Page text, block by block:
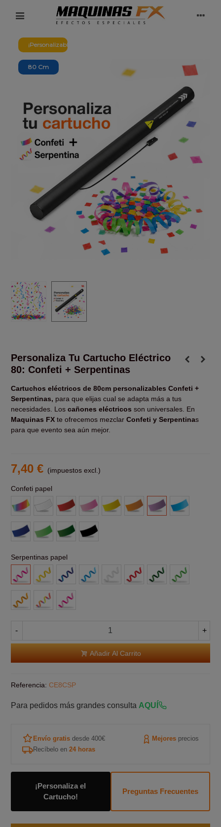
80 Cm
¡Personalizable!
Personaliza Tu Cartucho Eléctrico
80: Confeti + Serpentinas
Cartuchos eléctricos de 80cm personalizables Confeti +
Serpentinas, para que elijas cual se adapta más a tus
necesidades. Loscañones eléctricos son universales. En
Maquinas FXte ofrecemos mezclar Confeti y Serpentinas
para que evento sea aún mejor.
7,40 € (impuestos excl.)
Confeti papel
MulticolorBlanco Rojo Rosa Amarillo Naranja Morado
Azul
claro
Azul
Verde
claro
Verde
Oscuro
Negro
Serpentinas papel
Rosa
Amarillas Azul
Azul
Claro
Roja Verde
Verde
Claro
Naranja
MulticolorRosas
- +
Añadir Al Carrito
Referencia: CE8CSP
Para pedidos más grandes consulta AQUÍ
Envío gratisdesde 400€ Mejores precios
Recíbelo en 24 horas
¡Personaliza el
Cartucho!
Preguntas Frecuentes